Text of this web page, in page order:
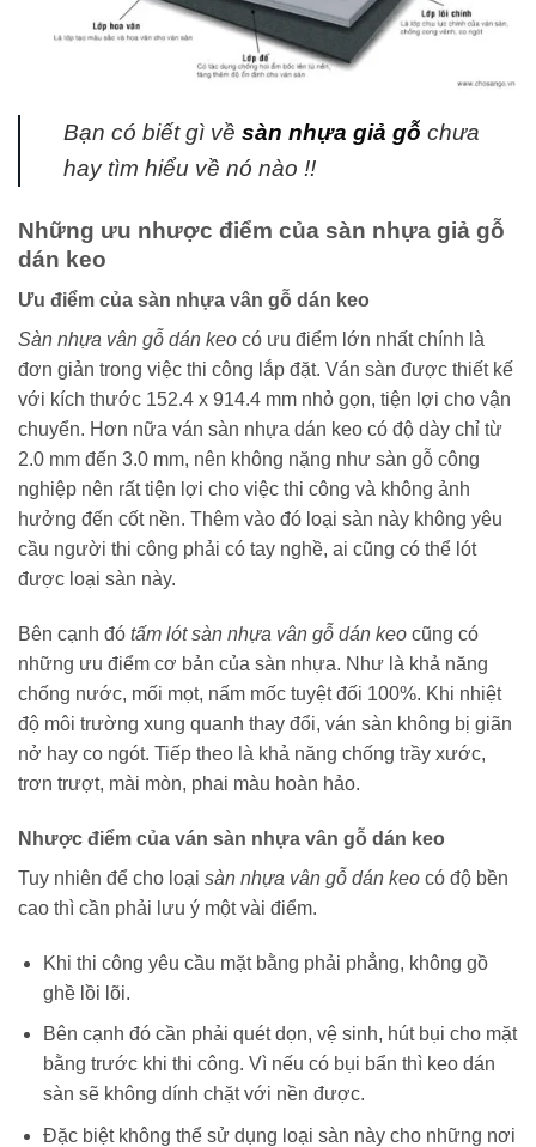
Bạn có biết gì về sàn nhựa giả gỗ chưa
hay tìm hiểu về nó nào !!
Những ưu nhược điểm của sàn nhựa giả gỗ
dán keo
Ưu điểm của sàn nhựa vân gỗ dán keo
Sàn nhựa vân gỗ dán keo có ưu điểm lớn nhất chính là
đơn giản trong việc thi công lắp đặt. Ván sàn được thiết kế
với kích thước 152.4 x 914.4 mm nhỏ gọn, tiện lợi cho vận
chuyển. Hơn nữa ván sàn nhựa dán keo có độ dày chỉ từ
2.0 mm đến 3.0 mm, nên không nặng như sàn gỗ công
nghiệp nên rất tiện lợi cho việc thi công và không ảnh
hưởng đến cốt nền. Thêm vào đó loại sàn này không yêu
cầu người thi công phải có tay nghề, ai cũng có thể lót
được loại sàn này.
Bên cạnh đó tấm lót sàn nhựa vân gỗ dán keo cũng có
những ưu điểm cơ bản của sàn nhựa. Như là khả năng
chống nước, mối mọt, nấm mốc tuyệt đối 100%. Khi nhiệt
độ môi trường xung quanh thay đổi, ván sàn không bị giãn
nở hay co ngót. Tiếp theo là khả năng chống trầy xước,
trơn trượt, mài mòn, phai màu hoàn hảo.
Nhược điểm của ván sàn nhựa vân gỗ dán keo
Tuy nhiên để cho loại sàn nhựa vân gỗ dán keo có độ bền
cao thì cần phải lưu ý một vài điểm.
Khi thi công yêu cầu mặt bằng phải phẳng, không gồ
ghề lồi lõi.
Bên cạnh đó cần phải quét dọn, vệ sinh, hút bụi cho mặt
bằng trước khi thi công. Vì nếu có bụi bẩn thì keo dán
sàn sẽ không dính chặt với nền được.
Đặc biệt không thể sử dụng loại sàn này cho những nơi